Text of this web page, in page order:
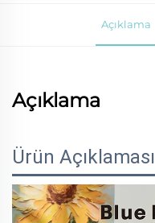
Açıklama
Açıklama
Ürün Açıklaması